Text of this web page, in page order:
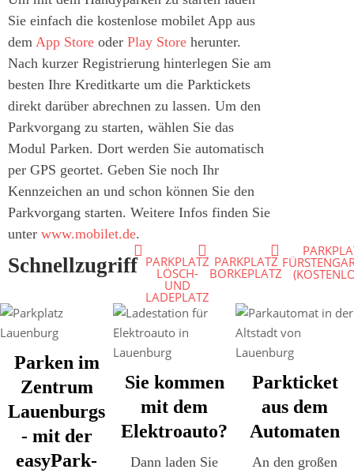
Sie einfach die kostenlose mobilet App aus
dem App Store oder Play Store herunter.
Nach kurzer Registrierung hinterlegen Sie am
besten Ihre Kreditkarte um die Parktickets
direkt darüber abrechnen zu lassen. Um den
Parkvorgang zu starten, wählen Sie das
Modul Parken. Dort werden Sie automatisch
per GPS geortet. Geben Sie noch Ihr
Kennzeichen an und schon können Sie den
Parkvorgang starten. Weitere Infos finden Sie
unter www.mobilet.de.
Schnellzugriff PARKPLATZ
LÖSCH-
UND
LADEPLATZ
PARKPLATZ
BORKEPLATZ
Parken im
Zentrum
Lauenburgs
- mit der
easyPark-
Sie kommen
mit dem
Elektroauto?
Dann laden Sie
Parkticket
aus dem
Automaten
An den großen